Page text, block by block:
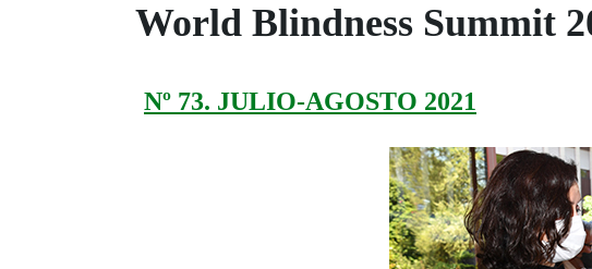
World Blindness Summit
Nº 73. JULIO-AGOSTO 2021